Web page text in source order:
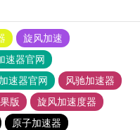
旋风加速
速器官网
速器官网
风驰加速器
版
旋风加速度器
原子加速器